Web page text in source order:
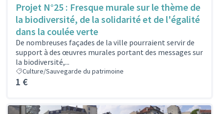
Projet N°25 : Fresque murale sur le thème de
la biodiversité, de la solidarité et de l'égalité
dans la coulée verte
De nombreuses façades de la ville pourraient servir de
support à des œuvres murales portant des messages sur
la biodiversité,...
Culture/Sauvegarde du patrimoine
1 €